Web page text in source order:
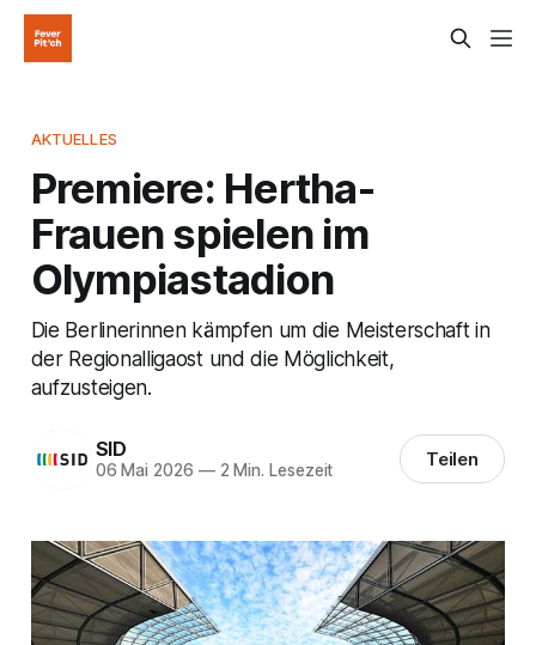
AKTUELLES
Premiere: Hertha-
Frauen spielen im
Olympiastadion
Die Berlinerinnen kämpfen um die Meisterschaft in
der Regionalligaost und die Möglichkeit,
aufzusteigen.
SID
06 Mai 2026 —2 Min. Lesezeit Teilen